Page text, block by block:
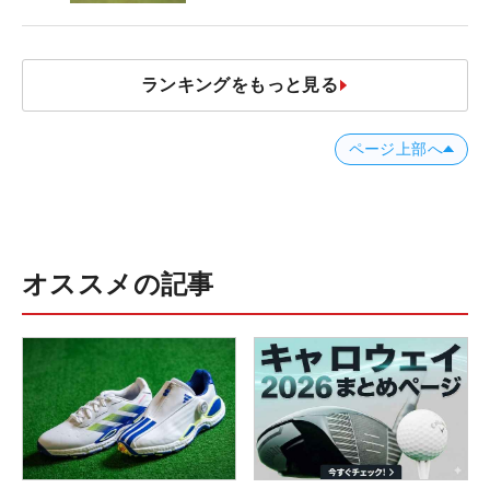
ランキングをもっと見る
ページ上部へ
オススメの記事